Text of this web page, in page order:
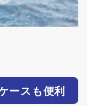
ースも便利